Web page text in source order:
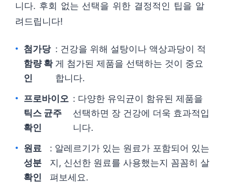
니다. 후회 없는 선택을 위한 결정적인 팁을 알
려드립니다!
첨가당
함량 확
인
: 건강을 위해 설탕이나 액상과당이 적
게 첨가된 제품을 선택하는 것이 중요
합니다.
프로바이오
틱스 균주
확인
: 다양한 유익균이 함유된 제품을
선택하면 장 건강에 더욱 효과적입
니다.
원료
성분
확인
: 알레르기가 있는 원료가 포함되어 있는
지, 신선한 원료를 사용했는지 꼼꼼히 살
펴보세요.